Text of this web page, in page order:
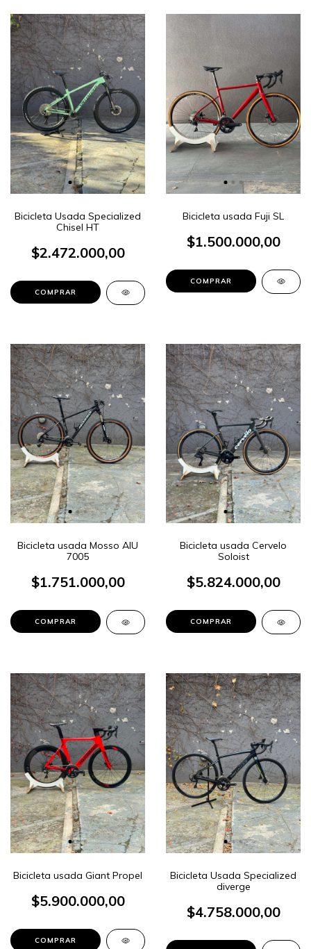
Bicicleta Usada Specialized
Chisel HT
$2.472.000,00
Bicicleta usada Fuji SL
$1.500.000,00
Bicicleta usada Mosso AIU
7005
$1.751.000,00
Bicicleta usada Cervelo
Soloist
$5.824.000,00
Bicicleta usada Giant Propel
$5.900.000,00
Bicicleta Usada Specialized
diverge
$4.758.000,00